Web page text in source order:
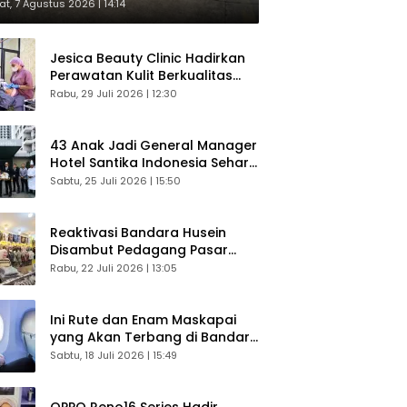
7 Agustus 2026 | 14:14
Jesica Beauty Clinic Hadirkan
Perawatan Kulit Berkualitas
Plus Konsultasi Gratis
Rabu, 29 Juli 2026 | 12:30
43 Anak Jadi General Manager
Hotel Santika Indonesia Sehari
Sukses Digelar
Sabtu, 25 Juli 2026 | 15:50
Reaktivasi Bandara Husein
Disambut Pedagang Pasar
Baru, Diyakini Bangkitkan
Rabu, 22 Juli 2026 | 13:05
Ini Rute dan Enam Maskapai
yang Akan Terbang di Bandara
Husein Sastranegara
Sabtu, 18 Juli 2026 | 15:49